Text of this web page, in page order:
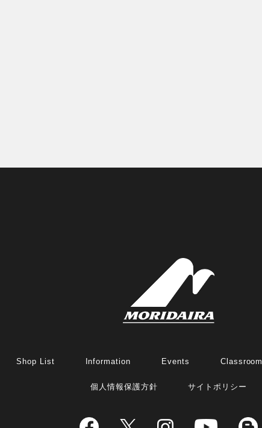
Shop List Information Events Classroom
個人情報保護方針 サイトポリシー